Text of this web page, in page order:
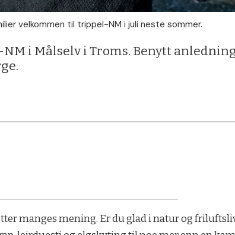
velkommen til trippel-NM i juli neste sommer.
i Målselv i Troms. Benytt
manges mening. Er du glad i natur og